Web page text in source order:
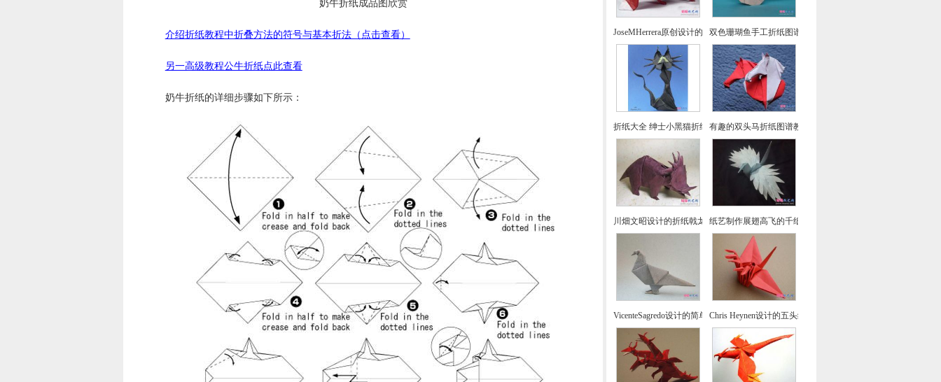
奶牛折纸成品图欣赏
介绍折纸教程中折叠方法的符号与基本折法（点击查看）
另一高级教程公牛折纸点此查看
奶牛折纸的详细步骤如下所示：
JoseMHerrera原创设计的回头望小狐狸折纸
双色珊瑚鱼手工折纸图谱教程
折纸大全 绅士小黑猫折纸方法教程有趣的双头马折纸图谱教程
川畑文昭设计的折纸戟龙图谱教程纸艺制作展翅高飞的千纸鹤折纸图文教程
VicenteSagredo设计的简单鸽子折纸教程Chris Heynen设计的五头纸鹤折纸图谱教程